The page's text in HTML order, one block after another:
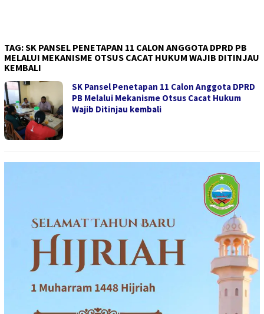
TAG:SK PANSEL PENETAPAN 11 CALON ANGGOTA DPRD PB
MELALUI MEKANISME OTSUS CACAT HUKUM WAJIB DITINJAU
KEMBALI
SK Pansel Penetapan 11 Calon Anggota DPRD
PB Melalui Mekanisme Otsus Cacat Hukum
Wajib Ditinjau kembali